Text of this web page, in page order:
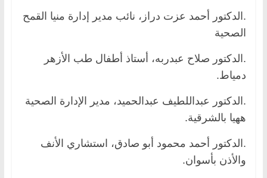
.الدكتور أحمد عزت دراز، نائب مدير إدارة منيا القمح
الصحية
.الدكتور صلاح عبدربه، أستاذ أطفال طب الأزهر
دمياط.
.الدكتور عبداللطيف عبدالحميد، مدير الإدارة الصحية
ههيا بالشرقية.
.الدكتور أحمد محمود أبو صادق، استشاري الأنف
والأذن بأسوان.